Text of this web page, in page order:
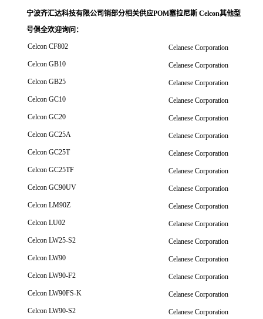
宁波齐汇达科技有限公司销部分相关供应POM塞拉尼斯 Celcon其他型
号俱全欢迎询问 ：
Celcon CF802
Celanese Corporation
Celcon GB10
Celanese Corporation
Celcon GB25
Celanese Corporation
Celcon GC10
Celanese Corporation
Celcon GC20
Celanese Corporation
Celcon GC25A
Celanese Corporation
Celcon GC25T
Celanese Corporation
Celcon GC25TF
Celanese Corporation
Celcon GC90UV
Celanese Corporation
Celcon LM90Z
Celanese Corporation
Celcon LU02
Celanese Corporation
Celcon LW25-S2
Celanese Corporation
Celcon LW90
Celanese Corporation
Celcon LW90-F2
Celanese Corporation
Celcon LW90FS-K
Celanese Corporation
Celcon LW90-S2
Celanese Corporation